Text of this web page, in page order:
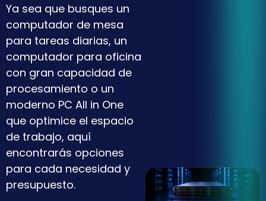
Ya sea que busques un
computador de mesa
para tareas diarias, un
computador para oficina
con gran capacidad de
procesamiento o un
moderno PC All in One
que optimice el espacio
de trabajo, aquí
encontrarás opciones
para cada necesidad y
presupuesto.